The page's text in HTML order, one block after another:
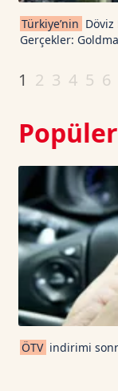
Cardano
Türkiye’nin
Gerçekler:
1 2 3 4 5 6
ÖTV indirimi